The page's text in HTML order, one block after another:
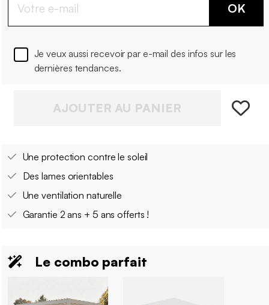
OK
Je veux aussi recevoir par e-mail des infos sur les
dernières tendances.
AJOUTER AU PANIER
Une protection contre le soleil
Des lames orientables
Une ventilation naturelle
Garantie 2 ans + 5 ans offerts !
Le combo parfait